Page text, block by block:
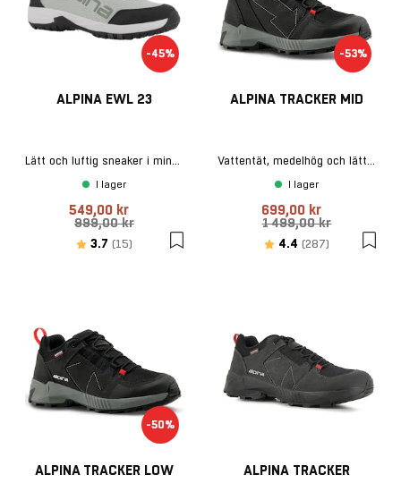
-45%
ALPINA EWL 23
Lätt och luftig sneaker i mintgrön
I lager
549,00 kr
999,00 kr
Betyg:
3.7 (15) utav 5 stjärnor
-53%
ALPINA TRACKER MID
Vattentät, medelhög och lätt vandringskänga
I lager
699,00 kr
1 499,00 kr
Betyg:
4.4 (287) utav 5
-50%
ALPINA TRACKER LOW ALPINA TRACKER